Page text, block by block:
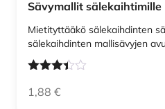
Sävymallit sälekaihtimille
Mietityttääkö sälekaihdinten
sälekaihdinten mallisävyjen
tuotteesta:
1,88 €